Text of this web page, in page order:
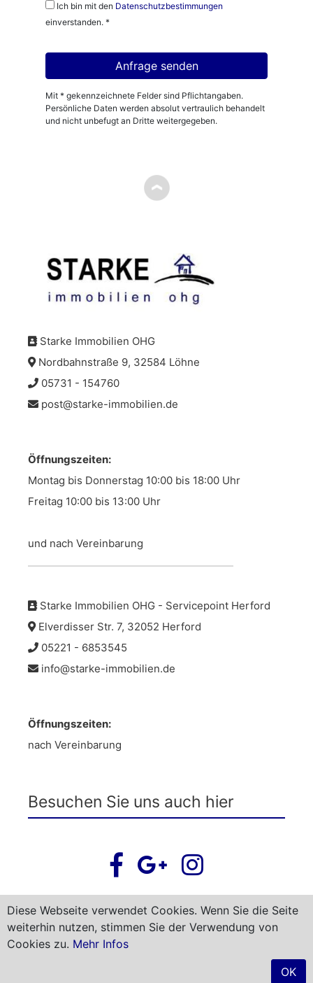
Diese Webseite verwendet Cookies. Wenn Sie die Seite
weiterhin nutzen, stimmen Sie der Verwendung von
Cookies zu. Mehr Infos
OK
Ich bin mit den Datenschutzbestimmungen
einverstanden. *
Mit * gekennzeichnete Felder sind Pflichtangaben.
Persönliche Daten werden absolut vertraulich behandelt
und nicht unbefugt an Dritte weitergegeben.
Starke Immobilien OHG
Nordbahnstraße 9, 32584 Löhne
05731 - 154760
post@starke-immobilien.de
Öffnungszeiten:
Montag bis Donnerstag 10:00 bis 18:00 Uhr
Freitag 10:00 bis 13:00 Uhr
und nach Vereinbarung
Starke Immobilien OHG - Servicepoint Herford
Elverdisser Str. 7, 32052 Herford
05221 - 6853545
info@starke-immobilien.de
Öffnungszeiten:
nach Vereinbarung
Besuchen Sie uns auch hier
Newsletter abonnieren